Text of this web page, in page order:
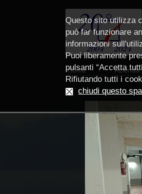
Home Azienda
Questo sito utilizza
può far funzionare
informazioni
Puoi liberamente
pulsanti “Accetta
Rifiutando tutti i
chiudi questo